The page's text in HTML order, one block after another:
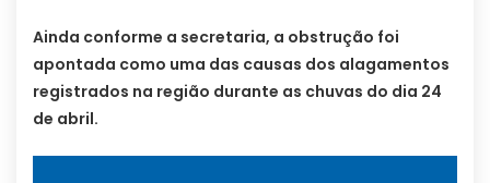
Ainda conforme a secretaria, a obstrução foi
apontada como uma das causas dos alagamentos
registrados na região durante as chuvas do dia 24
de abril.